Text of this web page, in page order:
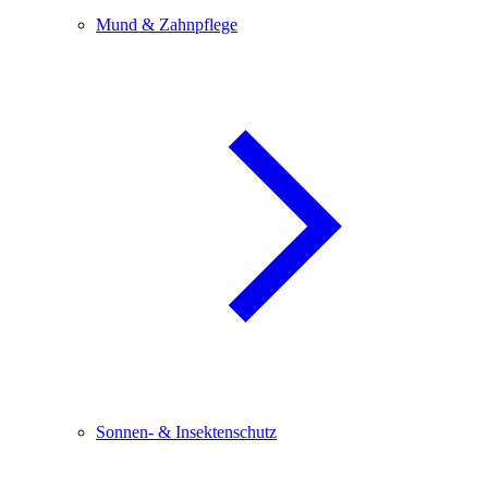
Mund & Zahnpflege
Sonnen- & Insektenschutz